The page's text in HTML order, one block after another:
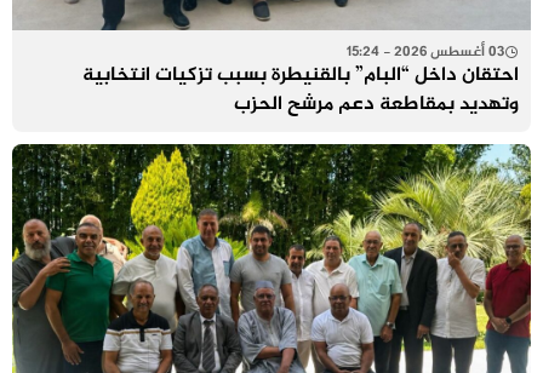
03 أغسطس 2026 - 15:24
احتقان داخل “البام” بالقنيطرة بسبب تزكيات انتخابية
وتهديد بمقاطعة دعم مرشح الحزب